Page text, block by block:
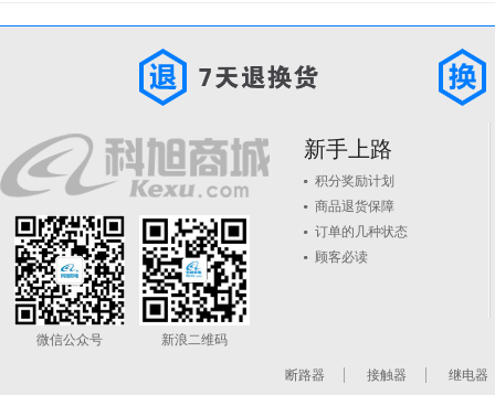
微信公众号 新浪二维码
新手上路
积分奖励计划
商品退货保障
订单的几种状态
顾客必读
断路器 接触器 继电器